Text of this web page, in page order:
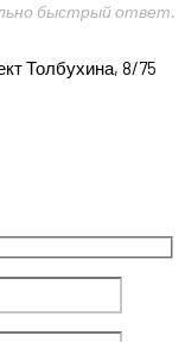
быстрый ответ.
Толбухина, 8/75